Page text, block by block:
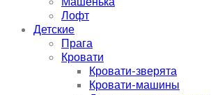
Лофт
Детские
Прага
Кровати
Кровати-зверята
Кровати-машины